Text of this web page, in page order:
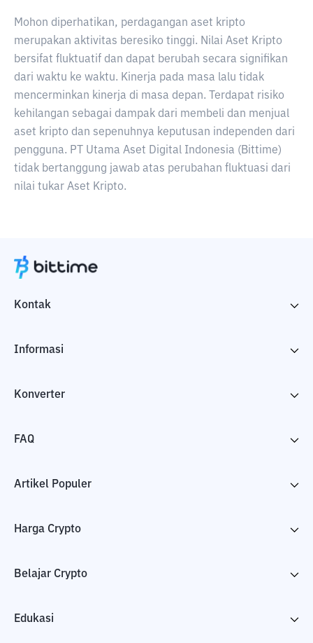
Mohon diperhatikan, perdagangan aset kripto
merupakan aktivitas beresiko tinggi. Nilai Aset Kripto
bersifat fluktuatif dan dapat berubah secara signifikan
dari waktu ke waktu. Kinerja pada masa lalu tidak
mencerminkan kinerja di masa depan. Terdapat risiko
kehilangan sebagai dampak dari membeli dan menjual
aset kripto dan sepenuhnya keputusan independen dari
pengguna. PT Utama Aset Digital Indonesia (Bittime)
tidak bertanggung jawab atas perubahan fluktuasi dari
nilai tukar Aset Kripto.
Kontak
Informasi
Konverter
FAQ
Artikel Populer
Harga Crypto
Belajar Crypto
Edukasi